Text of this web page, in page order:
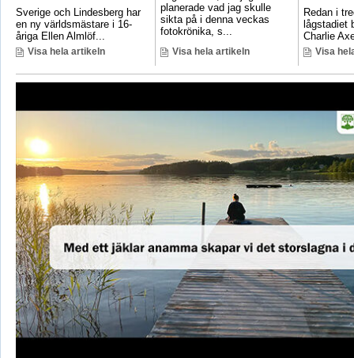
Sverige och Lindesberg har
en ny världsmästare i 16-
åriga Ellen Almlöf...
Visa hela artikeln
planerade vad jag skulle
sikta på i denna veckas
fotokrönika, s...
Visa hela artikeln
Redan i
lågstadiet
Charlie
Visa